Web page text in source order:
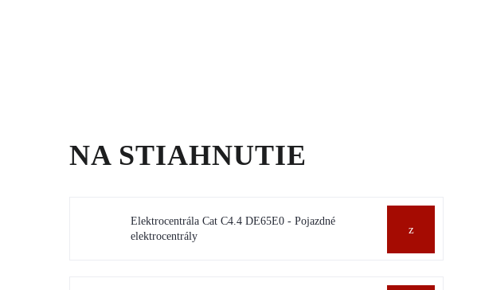
NA STIAHNUTIE
Elektrocentrála Cat C4.4 DE65E0 - Pojazdné
elektrocentrály